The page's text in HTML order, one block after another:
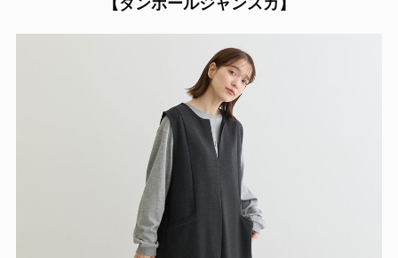
【ダンボールジャンスカ】